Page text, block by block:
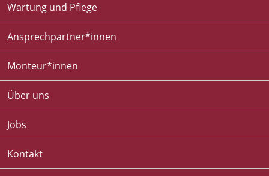
Wartung und Pflege
Ansprechpartner*innen
Monteur*innen
Über uns
Jobs
Kontakt